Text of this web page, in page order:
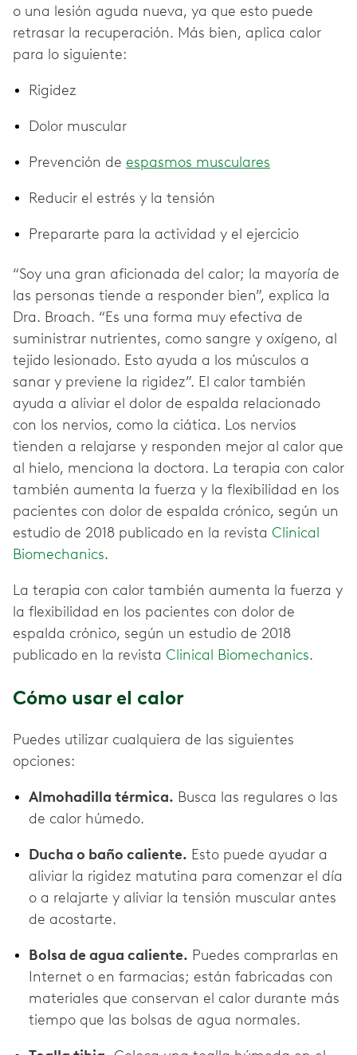
o una lesión aguda nueva, ya que esto puede
retrasar la recuperación. Más bien, aplica calor
para lo siguiente:
Rigidez
Dolor muscular
Prevención de espasmos musculares
Reducir el estrés y la tensión
Prepararte para la actividad y el ejercicio
“Soy una gran aficionada del calor; la mayoría de
las personas tiende a responder bien”, explica la
Dra. Broach. “Es una forma muy efectiva de
suministrar nutrientes, como sangre y oxígeno, al
tejido lesionado. Esto ayuda a los músculos a
sanar y previene la rigidez”. El calor también
ayuda a aliviar el dolor de espalda relacionado
con los nervios, como la ciática. Los nervios
tienden a relajarse y responden mejor al calor que
al hielo, menciona la doctora. La terapia con calor
también aumenta la fuerza y la flexibilidad en los
pacientes con dolor de espalda crónico, según un
estudio de 2018 publicado en la revista Clinical
Biomechanics.
La terapia con calor también aumenta la fuerza y
la flexibilidad en los pacientes con dolor de
espalda crónico, según un estudio de 2018
publicado en la revista Clinical Biomechanics.
Cómo usar el calor
Puedes utilizar cualquiera de las siguientes
opciones:
Almohadilla térmica. Busca las regulares o las
de calor húmedo.
Ducha o baño caliente. Esto puede ayudar a
aliviar la rigidez matutina para comenzar el día
o a relajarte y aliviar la tensión muscular antes
de acostarte.
Bolsa de agua caliente. Puedes comprarlas en
Internet o en farmacias; están fabricadas con
materiales que conservan el calor durante más
tiempo que las bolsas de agua normales.